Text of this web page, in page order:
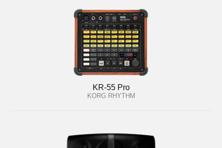
KR-55 Pro
KORG RHYTHM